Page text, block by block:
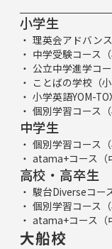
小学生
理英会アドバン
中学受験コース（
公立中学進学コ
ことばの学校（小
小学英語YOM-
個別学習コース（
中学生
個別学習コース（
atama+コース（
高校・高卒生
駿台Diverseコー
個別学習コース（
atama+コース（
大船校